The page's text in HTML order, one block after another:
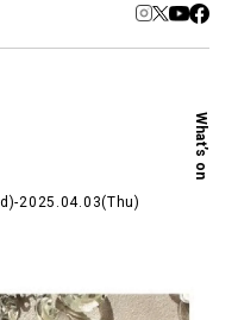
ダンス、ライブ公演、イベント
公募展形式のアートフェスティ
リリース
2025.04.03(Thu)
What’s on